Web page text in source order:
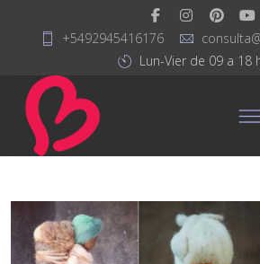
+5492945416176
Lun-Vier de 09 a 18